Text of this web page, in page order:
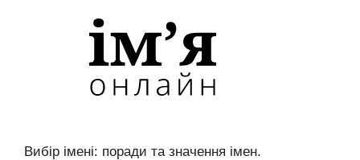
Вибір імені: поради та значення імен.